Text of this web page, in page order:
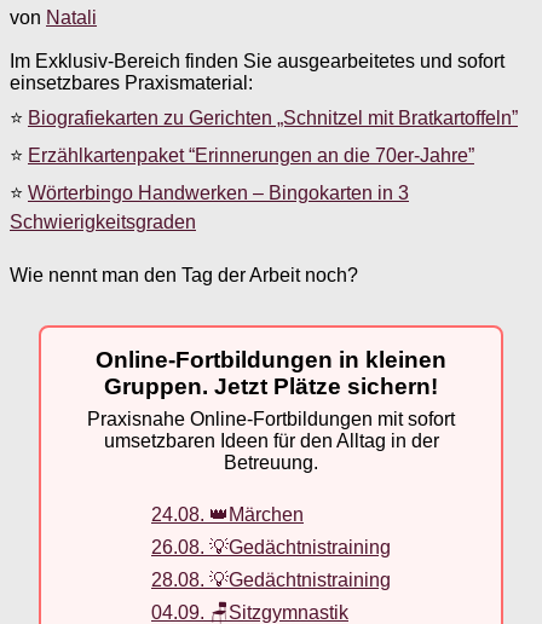
von Natali
Im Exklusiv-Bereich finden Sie ausgearbeitetes und sofort
einsetzbares Praxismaterial:
⭐ Biografiekarten zu Gerichten „Schnitzel mit Bratkartoffeln”
⭐ Erzählkartenpaket “Erinnerungen an die 70er-Jahre”
⭐ Wörterbingo Handwerken – Bingokarten in 3
Schwierigkeitsgraden
Wie nennt man den Tag der Arbeit noch?
Online-Fortbildungen in kleinen
Gruppen. Jetzt Plätze sichern!
Praxisnahe Online-Fortbildungen mit sofort
umsetzbaren Ideen für den Alltag in der
Betreuung.
24.08. 👑Märchen
26.08. 💡Gedächtnistraining
28.08. 💡Gedächtnistraining
04.09. 🪑Sitzgymnastik